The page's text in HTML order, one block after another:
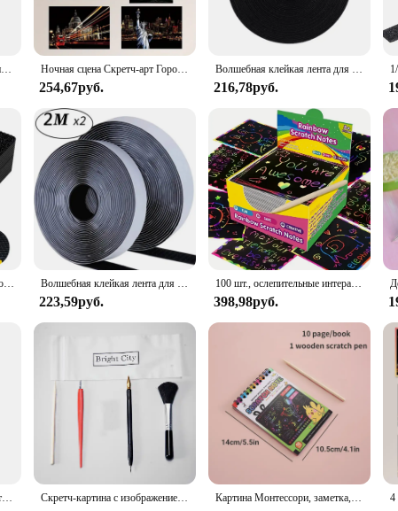
Оптовая продажа, двухсторонние высококлейкие фиксированные наклейки, автомобильные аксессуары, застежка-липучка, самоклеящиеся крепления, ремешок для царапин Ночная сцена Скретч-арт Городской пейзаж Архитектура Клип-арт 4 шт. Стиль открытки Красочные скретч-арт Прохладные и красочные скретч-арт
254,67руб.
Волшебная клейкая лента для царапин, самоклеящаяся, сверхпрочная, двусторонняя клейкая лента с наклейкой, мощная застежка-липучка
216,78руб.
Суперпрочная швейная двусторонняя лента, очень прочная клейкая липучка, крепления для царапин, органайзер для кабеля, сделай сам, застежки для ковров, авто Волшебная клейкая лента для царапин, самоклеящаяся, сверхпрочная, двусторонняя клейкая лента с наклейкой, мощная застежка-липучка
223,59руб.
100 шт., ослепительные интерактивные игрушки для детей и родителей
398,98руб.
100 шт./лот, круглые, золотистые, серебряные, синие, скретч-покрытие, милые наклейки, сделай сам, многофункциональные подарки, скребковая наклейка Скретч-картина с изображением пейзажа, для взрослых и детей, 40,5 х 28,5 см Картина Монтессори, заметка, скретч-арт, бумага, сделай сам, книга для граффити, детская волшебная Радуга, соскабливание, блокнот для рисования, развивающие игрушки